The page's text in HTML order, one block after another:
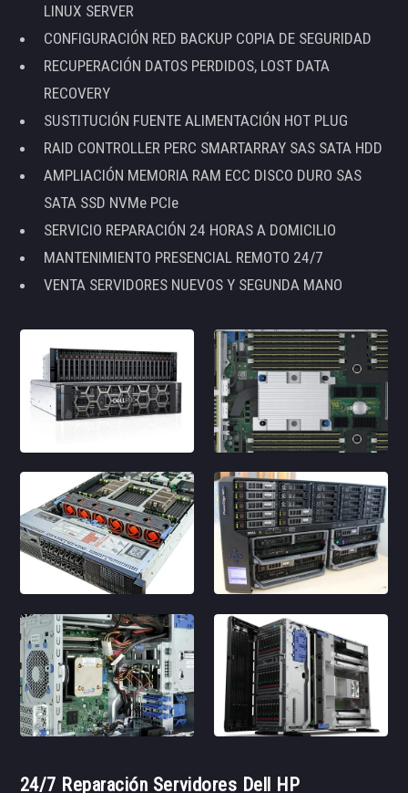
LINUX SERVER
CONFIGURACIÓN RED BACKUP COPIA DE SEGURIDAD
RECUPERACIÓN DATOS PERDIDOS, LOST DATA
RECOVERY
SUSTITUCIÓN FUENTE ALIMENTACIÓN HOT PLUG
RAID CONTROLLER PERC SMARTARRAY SAS SATA HDD
AMPLIACIÓN MEMORIA RAM ECC DISCO DURO SAS
SATA SSD NVMe PCIe
SERVICIO REPARACIÓN 24 HORAS A DOMICILIO
MANTENIMIENTO PRESENCIAL REMOTO 24/7
VENTA SERVIDORES NUEVOS Y SEGUNDA MANO
24/7 Reparación Servidores Dell HP